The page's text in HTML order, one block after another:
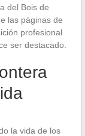
del Bois de
las páginas de
profesional
ser destacado.
la vida de los